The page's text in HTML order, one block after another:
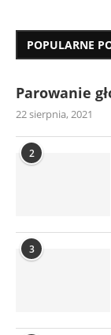
POPULARNE
Parowanie
22 sierpnia, 2021
2
3